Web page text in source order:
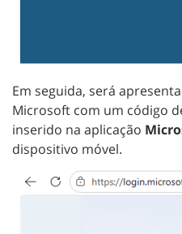
Em seguida, será
Microsoft com um código
inserido na aplicação
dispositivo móvel.